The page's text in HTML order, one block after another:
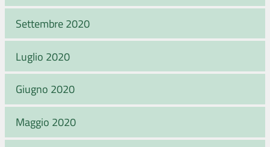
Settembre 2020
Luglio 2020
Giugno 2020
Maggio 2020